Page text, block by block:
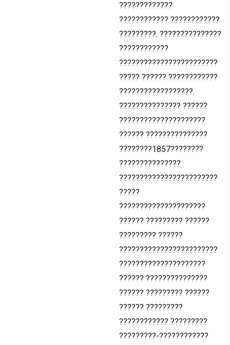
?????????????
???????????? ????????????
?????????. ???????????????
????????????
????????????????????????
????? ?????? ????????????
??????????????????.
??????????????? ??????
?????????????????????
?????? ???????????????
????????1857????????
???????????????
????????????????????????
?????
?????????????????????
?????? ????????? ??????
????????? ??????
????????????????????????
?????????????????????
?????? ???????????????
?????? ????????? ??????
?????? ?????????
???????????? ?????????
?????????-????????????